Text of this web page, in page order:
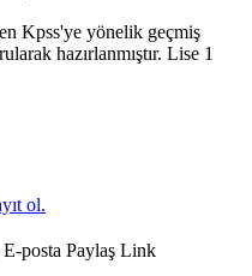
Kpss'ye yönelik geçmiş
hazırlanmıştır. Lise 1
ol.
E-posta Paylaş Link